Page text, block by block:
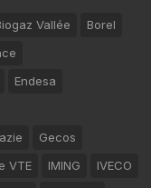
Vallée
Borel
Endesa
Gecos
VTE IMING
IVECO